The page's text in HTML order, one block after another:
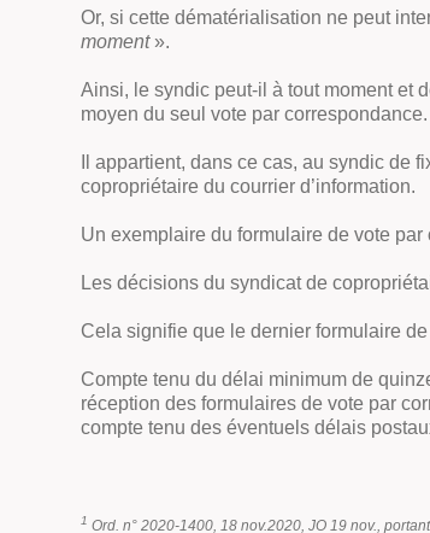
Or, si cette dématérialisation ne peut
moment».
Ainsi, le syndic peut-il à tout moment et
moyen du seul vote par correspondance.
Il appartient, dans ce cas, au syndic
copropriétaire du courrier d’information.
Un exemplaire du formulaire de vote
Les décisions du syndicat de
Cela signifie que le dernier formulaire
Compte tenu du délai minimum de
réception des formulaires de vote par
compte tenu des éventuels délais
1 Ord. n° 2020-1400, 18 nov.2020, JO 19 nov.,